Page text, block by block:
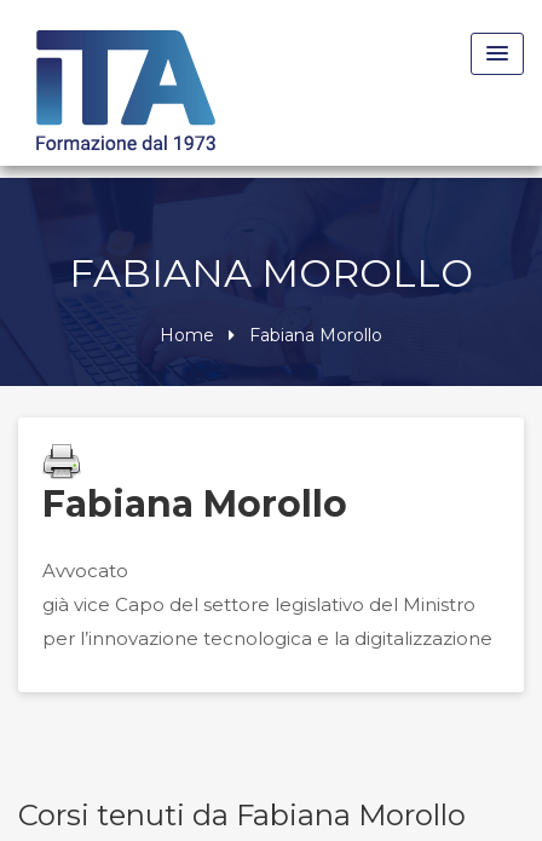
FABIANA MOROLLO
Home Fabiana Morollo
Fabiana Morollo
Avvocato
già vice Capo del settore legislativo del Ministro
per l’innovazione tecnologica e la digitalizzazione
Corsi tenuti da Fabiana Morollo